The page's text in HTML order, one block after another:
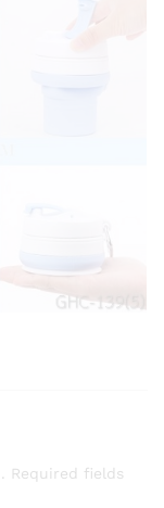
Required fields